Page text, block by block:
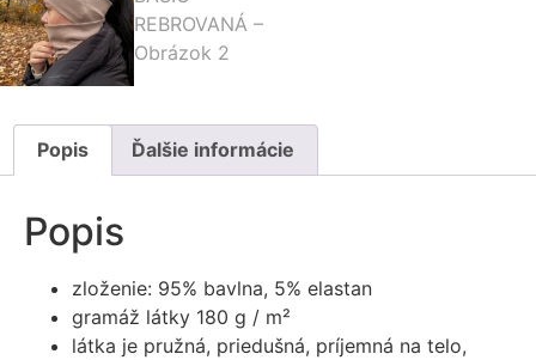
Popis Ďalšie informácie
Popis
zloženie: 95% bavlna, 5% elastan
gramáž látky 180 g / m²
látka je pružná, priedušná, príjemná na telo,